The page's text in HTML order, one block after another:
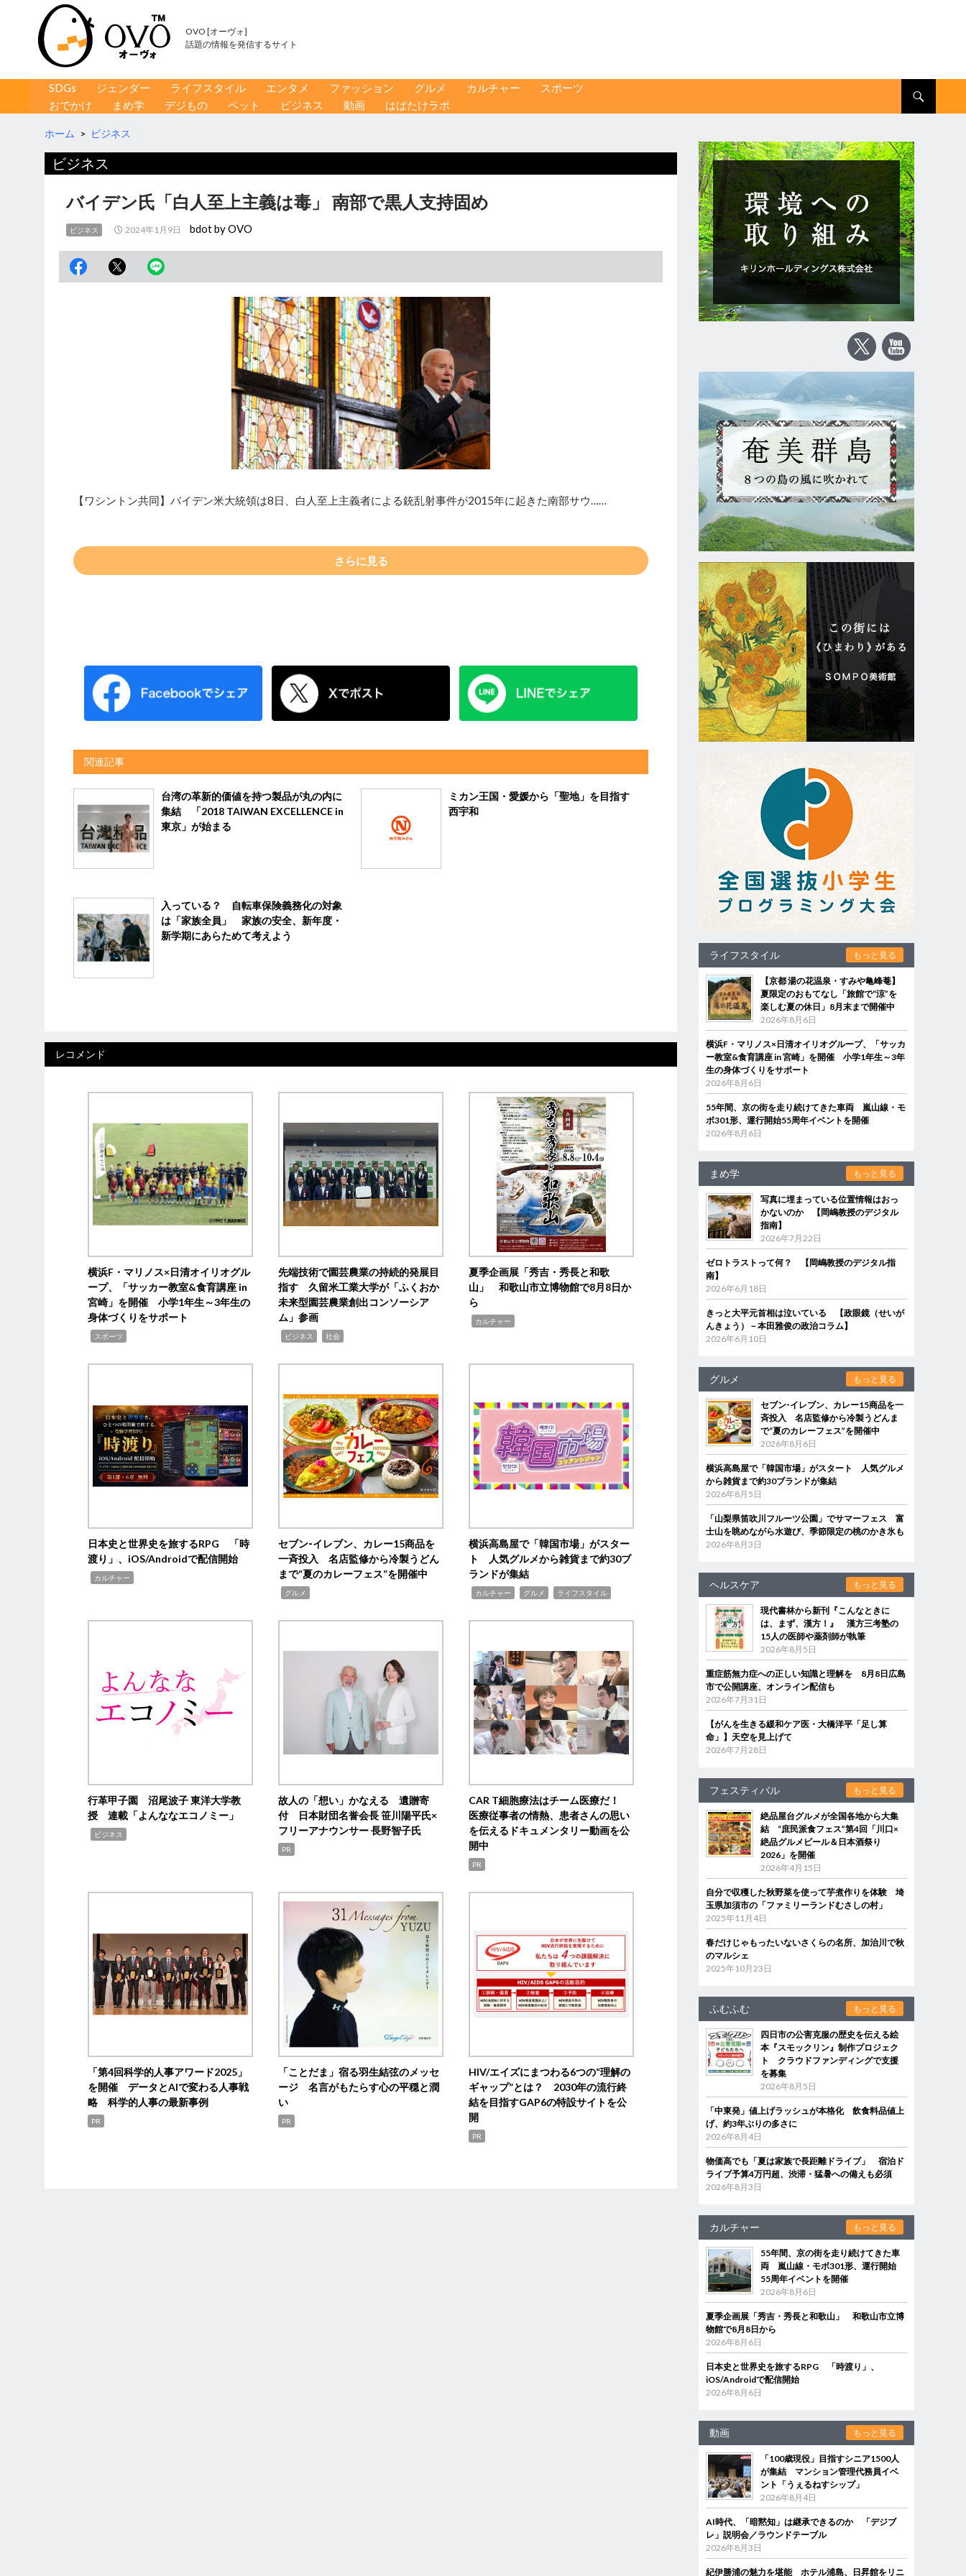
OVO [オーヴォ]
話題の情報を発信するサイト
コンテンツへ移動
SDGs ジェンダー ライフスタイル エンタメ ファッション グルメ カルチャー
スポーツ
おでかけ
まめ学 デジもの ペット ビジネス 動画 はばたけラボ
ホーム > ビジネス
ビジネス
バイデン氏「白人至上主義は毒」 南部で黒人支持固め
ビジネス 2024年1月9日 bdot by OVO
【ワシントン共同】バイデン米大統領は8日、白人至上主義者による銃乱射事件が2015年に起きた南部サウ……
さらに見る
関連記事
台湾の革新的価値を持つ製品が丸の内に
集結 「2018 TAIWAN EXCELLENCE in
東京」が始まる
ミカン王国・愛媛から「聖地」を目指す
西宇和
入っている？ 自転車保険義務化の対象
は「家族全員」 家族の安全、新年度・
新学期にあらためて考えよう
レコメンド
横浜F・マリノス×日清オイリオグル
ープ、「サッカー教室&食育講座 in
宮崎」を開催 小学1年生～3年生の
身体づくりをサポート
スポーツ
先端技術で園芸農業の持続的発展目
指す 久留米工業大学が「ふくおか
未来型園芸農業創出コンソーシア
ム」参画
ビジネス 社会
夏季企画展「秀吉・秀長と和歌
山」 和歌山市立博物館で8月8日か
ら
カルチャー
日本史と世界史を旅するRPG 「時
渡り」、iOS/Androidで配信開始
カルチャー
セブン‐イレブン、カレー15商品を
一斉投入 名店監修から冷製うどん
まで“夏のカレーフェス”を開催中
グルメ
横浜高島屋で「韓国市場」がスター
ト 人気グルメから雑貨まで約30ブ
ランドが集結
カルチャー グルメ ライフスタイル
行革甲子園 沼尾波子 東洋大学教
授 連載「よんななエコノミー」
ビジネス
故人の「想い」かなえる 遺贈寄
付 日本財団名誉会長 笹川陽平氏×
フリーアナウンサー 長野智子氏
PR
CAR T細胞療法はチーム医療だ！
医療従事者の情熱、患者さんの思い
を伝えるドキュメンタリー動画を公
開中
PR
「第4回科学的人事アワード2025」
を開催 データとAIで変わる人事戦
略 科学的人事の最新事例
PR
「ことだま」宿る羽生結弦のメッセ
ージ 名言がもたらす心の平穏と潤
い
PR
HIV/エイズにまつわる6つの“理解の
ギャップ”とは？ 2030年の流行終
結を目指すGAP6の特設サイトを公
開
PR
ライフスタイル もっと見る
【京都 湯の花温泉・すみや亀峰菴】
夏限定のおもてなし「旅館で“涼”を
楽しむ夏の休日」8月末まで開催中
2026年8月6日
横浜F・マリノス×日清オイリオグループ、「サッカ
ー教室&食育講座 in 宮崎」を開催 小学1年生～3年
生の身体づくりをサポート
2026年8月6日
55年間、京の街を走り続けてきた車両 嵐山線・モ
ボ301形、運行開始55周年イベントを開催
2026年8月6日
まめ学 もっと見る
写真に埋まっている位置情報はおっ
かないのか 【岡嶋教授のデジタル
指南】
2026年7月22日
ゼロトラストって何？ 【岡嶋教授のデジタル指
南】
2026年6月18日
きっと大平元首相は泣いている 【政眼鏡（せいが
んきょう）－本田雅俊の政治コラム】
2026年6月10日
グルメ もっと見る
セブン‐イレブン、カレー15商品を一
斉投入 名店監修から冷製うどんま
で“夏のカレーフェス”を開催中
2026年8月6日
横浜高島屋で「韓国市場」がスタート 人気グルメ
から雑貨まで約30ブランドが集結
2026年8月5日
「山梨県笛吹川フルーツ公園」でサマーフェス 富
士山を眺めながら水遊び、季節限定の桃のかき氷も
2026年8月3日
ヘルスケア もっと見る
現代書林から新刊『こんなときに
は、まず、漢方！』 漢方三考塾の
15人の医師や薬剤師が執筆
2026年8月5日
重症筋無力症への正しい知識と理解を 8月8日広島
市で公開講座、オンライン配信も
2026年7月31日
【がんを生きる緩和ケア医・大橋洋平「足し算
命」】天空を見上げて
2026年7月28日
フェスティバル もっと見る
絶品屋台グルメが全国各地から大集
結 “庶民派食フェス”第4回「川口×
絶品グルメビール＆日本酒祭り
2026」を開催
2026年4月15日
自分で収穫した秋野菜を使って芋煮作りを体験 埼
玉県加須市の「ファミリーランドむさしの村」
2025年11月4日
春だけじゃもったいないさくらの名所、加治川で秋
のマルシェ
2025年10月23日
ふむふむ もっと見る
四日市の公害克服の歴史を伝える絵
本『スモックリン』制作プロジェク
ト クラウドファンディングで支援
を募集
2026年8月5日
「中東発」値上げラッシュが本格化 飲食料品値上
げ、約3年ぶりの多さに
2026年8月4日
物価高でも「夏は家族で長距離ドライブ」 宿泊ド
ライブ予算4万円超、渋滞・猛暑への備えも必須
2026年8月3日
カルチャー もっと見る
55年間、京の街を走り続けてきた車
両 嵐山線・モボ301形、運行開始
55周年イベントを開催
2026年8月6日
夏季企画展「秀吉・秀長と和歌山」 和歌山市立博
物館で8月8日から
2026年8月6日
日本史と世界史を旅するRPG 「時渡り」、
iOS/Androidで配信開始
2026年8月6日
動画 もっと見る
「100歳現役」目指すシニア1500人
が集結 マンション管理代務員イベ
ント「うぇるねすシップ」
2026年8月4日
AI時代、「暗黙知」は継承できるのか 「デジブ
レ」説明会／ラウンドテーブル
2026年8月3日
紀伊勝浦の魅力を堪能 ホテル浦島、日昇館をリニ